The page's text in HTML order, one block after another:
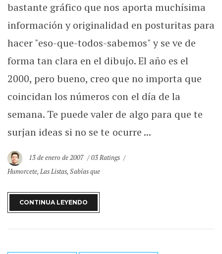
bastante gráfico que nos aporta muchísima
información y originalidad en posturitas para
hacer "eso-que-todos-sabemos" y se ve de
forma tan clara en el dibujo. El año es el
2000, pero bueno, creo que no importa que
coincidan los números con el día de la
semana. Te puede valer de algo para que te
surjan ideas si no se te ocurre ...
13 de enero de 2007
03 Ratings
Humorcete,Las Listas,Sabías que
CONTINUA LEYENDO